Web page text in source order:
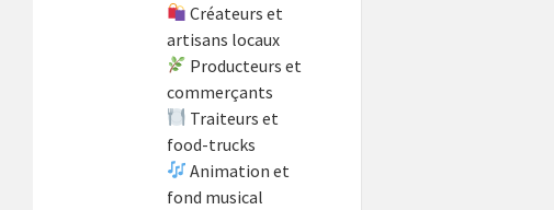
Créateurs et
artisans locaux
Producteurs et
commerçants
Traiteurs et
food-trucks
Animation et
fond musical